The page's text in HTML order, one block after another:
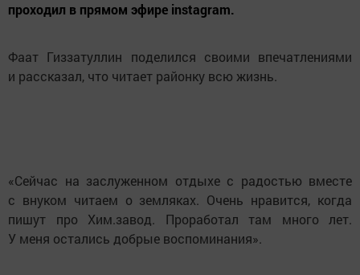
проходил в прямом эфире instagram.
Фаат Гиззатуллин поделился своими впечатлениями
и рассказал, что читает районку всю жизнь.
«Сейчас на заслуженном отдыхе с радостью вместе
с внуком читаем о земляках. Очень нравится, когда
пишут про Хим.завод. Проработал там много лет.
У меня остались добрые воспоминания».